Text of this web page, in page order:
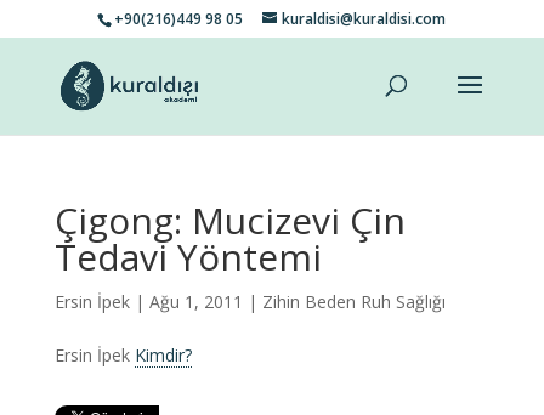
+90(216)449 98 05 kuraldisi@kuraldisi.com
Çigong: Mucizevi Çin
Tedavi Yöntemi
Ersin İpek| Ağu 1, 2011 | Zihin Beden Ruh Sağlığı
Ersin İpek Kimdir?